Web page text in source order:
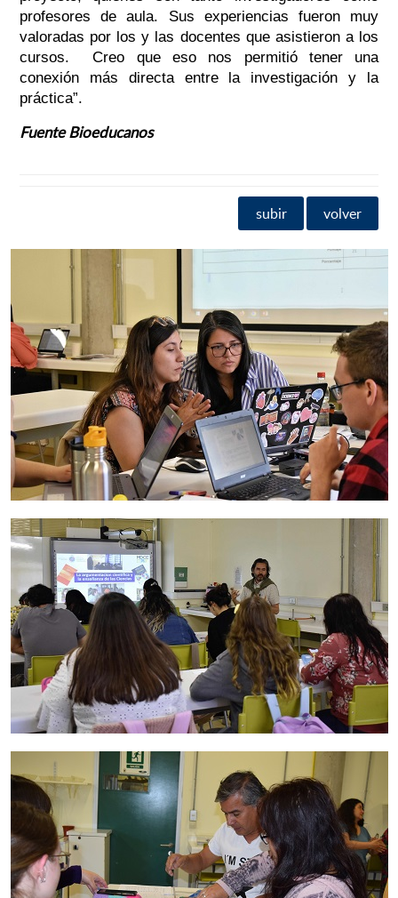
profesores de aula. Sus experiencias fueron muy
valoradas por los y las docentes que asistieron a los
cursos. Creo que eso nos permitió tener una
conexión más directa entre la investigación y la
práctica”.
Fuente Bioeducanos
subir volver